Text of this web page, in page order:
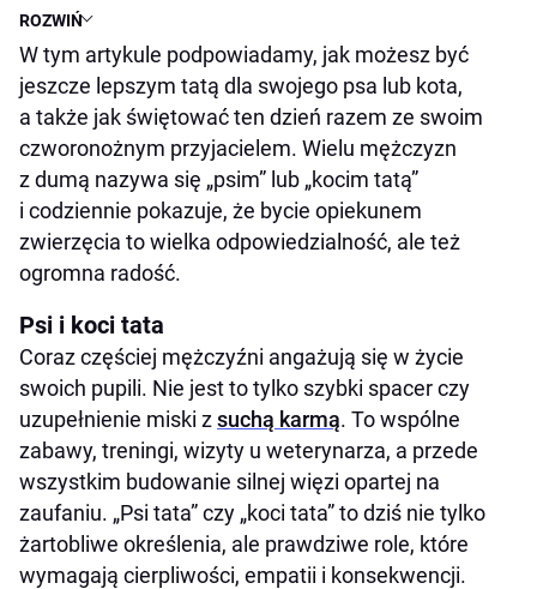
ROZWIŃDlaczego warto być „tatą” swojego zwierzaka?
Znaczenie relacji między człowiekiem, a
zwierzakiem
W jaki sposób opieka nad zwierzakiem
przypomina bycie ojcem
Jak świętować Dzień Ojca z Twoim psem lub
kotem?
Pomysły na prezenty dla psiego i kociego taty
Jak być dobrym tatą dla psa i kota – praktyczne
porady
W tym artykule podpowiadamy, jak możesz być
jeszcze lepszym tatą dla swojego psa lub kota,
a także jak świętować ten dzień razem ze swoim
czworonożnym przyjacielem. Wielu mężczyzn
z dumą nazywa się „psim” lub „kocim tatą”
i codziennie pokazuje, że bycie opiekunem
zwierzęcia to wielka odpowiedzialność, ale też
ogromna radość.
Psi i koci tata
Coraz częściej mężczyźni angażują się w życie
swoich pupili. Nie jest to tylko szybki spacer czy
uzupełnienie miski zsuchą karmą. To wspólne
zabawy, treningi, wizyty u weterynarza, a przede
wszystkim budowanie silnej więzi opartej na
zaufaniu. „Psi tata” czy „koci tata” to dziś nie tylko
żartobliwe określenia, ale prawdziwe role, które
wymagają cierpliwości, empatii i konsekwencji.